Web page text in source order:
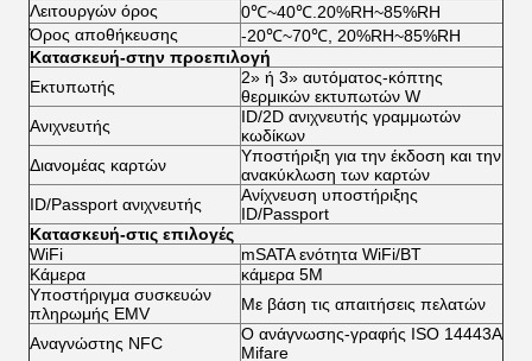
Λειτουργών όρος
0℃~40℃.20%RH~85%RH
Όρος αποθήκευσης
-20℃~70℃, 20%RH~85%RH
Κατασκευή-στην προεπιλογή
Εκτυπωτής
2» ή 3» αυτόματος-κόπτης
θερμικών εκτυπωτών W
Ανιχνευτής
ID/2D ανιχνευτής γραμμωτών
κωδίκων
Διανομέας καρτών
Υποστήριξη για την έκδοση και την
ανακύκλωση των καρτών
ID/Passport ανιχνευτής
Ανίχνευση υποστήριξης
ID/Passport
Κατασκευή-στις επιλογές
WiFi
mSATA ενότητα WiFi/BT
Κάμερα
κάμερα 5M
Υποστήριγμα συσκευών
πληρωμής EMV
Με βάση τις απαιτήσεις πελατών
Αναγνώστης NFC
Ο ανάγνωσης-γραφής ISO 14443A
Mifare